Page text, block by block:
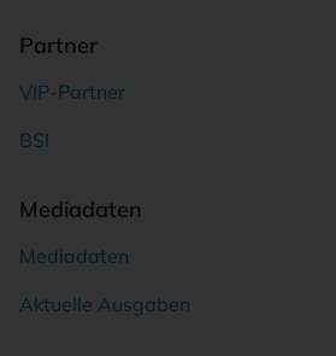
Partner
VIP-Partner
BSI
Mediadaten
Mediadaten
Aktuelle Ausgaben